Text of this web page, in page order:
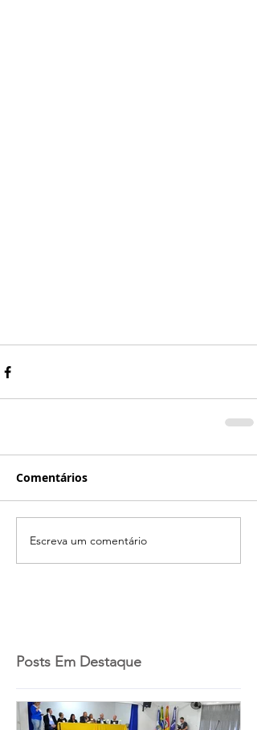
Comentários
Escreva um comentário
Posts Em Destaque